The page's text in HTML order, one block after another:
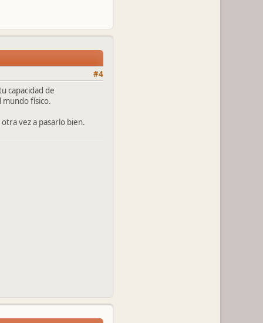
#4
capacidad de
mundo físico.
vez a pasarlo bien.